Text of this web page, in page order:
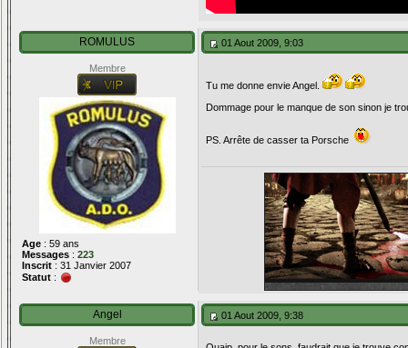
ROMULUS
Membre
Age : 59 ans
Messages : 223
Inscrit : 31 Janvier 2007
Statut :
01 Aout 2009, 9:03
Tu me donne envie Angel.
Dommage pour le manque de son sinon je
PS. Arrête de casser ta Porsche
Angel
Membre
01 Aout 2009, 9:38